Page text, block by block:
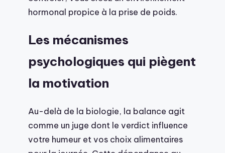
hormonal propice à la prise de poids.
Les mécanismes
psychologiques qui piègent
la motivation
Au-delà de la biologie, la balance agit
comme un juge dont le verdict influence
votre humeur et vos choix alimentaires